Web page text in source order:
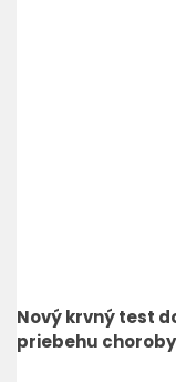
Nový krvný test
priebehu choroby